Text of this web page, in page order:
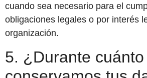
cuando sea necesario para el
obligaciones legales o por interés
organización.
5. ¿Durante